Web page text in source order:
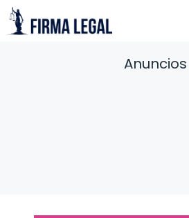
Saltar
al
Anuncios